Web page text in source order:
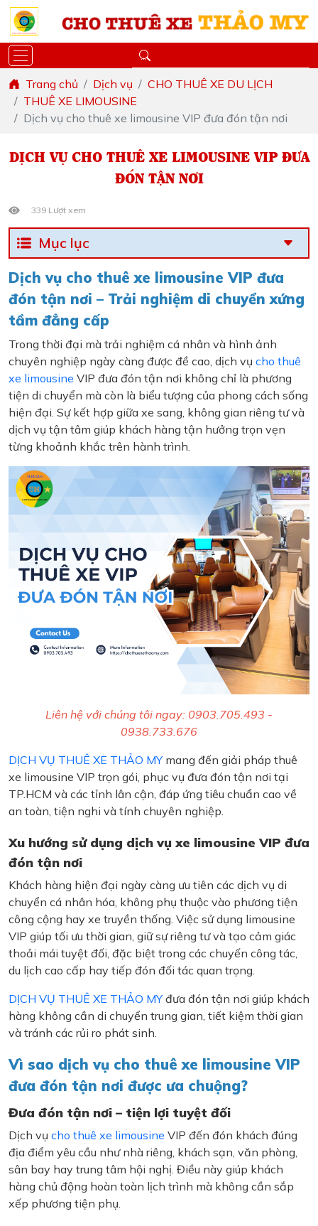
Trang chủ Dịch vụ
CHO THUÊ XE DU LỊCH
THUÊ XE LIMOUSINE
Dịch vụ cho thuê xe limousine VIP đưa đón tận nơi
DỊCH VỤ CHO THUÊ XE LIMOUSINE VIP ĐƯA
ĐÓN TẬN NƠI
339 Lượt xem
Mục lục
Dịch vụ cho thuê xe limousine VIP đưa
đón tận nơi – Trải nghiệm di chuyển xứng
tầm đẳng cấp
Trong thời đại mà trải nghiệm cá nhân và hình ảnh
chuyên nghiệp ngày càng được đề cao, dịch vụ cho thuê
xe limousine VIP đưa đón tận nơi không chỉ là phương
tiện di chuyển mà còn là biểu tượng của phong cách sống
hiện đại. Sự kết hợp giữa xe sang, không gian riêng tư và
dịch vụ tận tâm giúp khách hàng tận hưởng trọn vẹn
từng khoảnh khắc trên hành trình.
Liên hệ với chúng tôi ngay: 0903.705.493 -
0938.733.676
DỊCH VỤ THUÊ XE THẢO MYmang đến giải pháp thuê
xe limousine VIP trọn gói, phục vụ đưa đón tận nơi tại
TP.HCM và các tỉnh lân cận, đáp ứng tiêu chuẩn cao về
an toàn, tiện nghi và tính chuyên nghiệp.
Xu hướng sử dụng dịch vụ xe limousine VIP đưa
đón tận nơi
Khách hàng hiện đại ngày càng ưu tiên các dịch vụ di
chuyển cá nhân hóa, không phụ thuộc vào phương tiện
công cộng hay xe truyền thống. Việc sử dụng limousine
VIP giúp tối ưu thời gian, giữ sự riêng tư và tạo cảm giác
thoải mái tuyệt đối, đặc biệt trong các chuyến công tác,
du lịch cao cấp hay tiếp đón đối tác quan trọng.
DỊCH VỤ THUÊ XE THẢO MYđưa đón tận nơi giúp khách
hàng không cần di chuyển trung gian, tiết kiệm thời gian
và tránh các rủi ro phát sinh.
Vì sao dịch vụ cho thuê xe limousine VIP
đưa đón tận nơi được ưa chuộng?
Đưa đón tận nơi – tiện lợi tuyệt đối
Dịch vụ cho thuê xe limousine VIP đến đón khách đúng
địa điểm yêu cầu như nhà riêng, khách sạn, văn phòng,
sân bay hay trung tâm hội nghị. Điều này giúp khách
hàng chủ động hoàn toàn lịch trình mà không cần sắp
xếp phương tiện phụ.